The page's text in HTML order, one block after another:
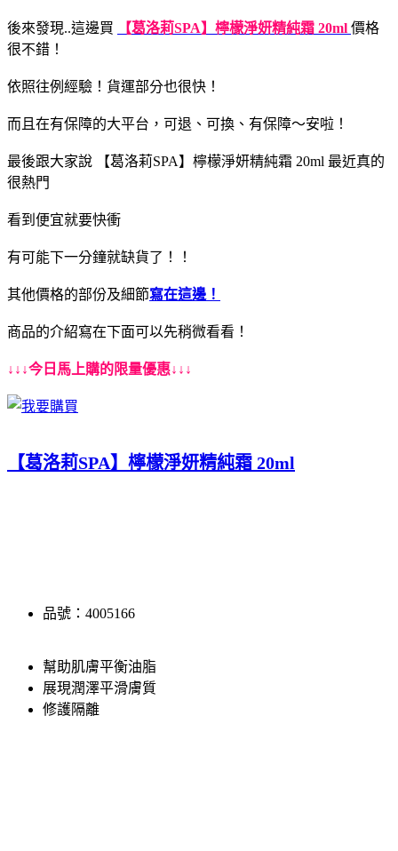
後來發現..這邊買 【葛洛莉SPA】檸檬淨妍精純霜 20ml 價格
很不錯！
依照往例經驗！貨運部分也很快！
而且在有保障的大平台，可退、可換、有保障～安啦！
最後跟大家說 【葛洛莉SPA】檸檬淨妍精純霜 20ml 最近真的
很熱門
看到便宜就要快衝
有可能下一分鐘就缺貨了！！
其他價格的部份及細節寫在這邊！
商品的介紹寫在下面可以先稍微看看！
↓↓↓今日馬上購的限量優惠↓↓↓
【葛洛莉SPA】檸檬淨妍精純霜 20ml
品號：4005166
幫助肌膚平衡油脂
展現潤澤平滑膚質
修護隔離